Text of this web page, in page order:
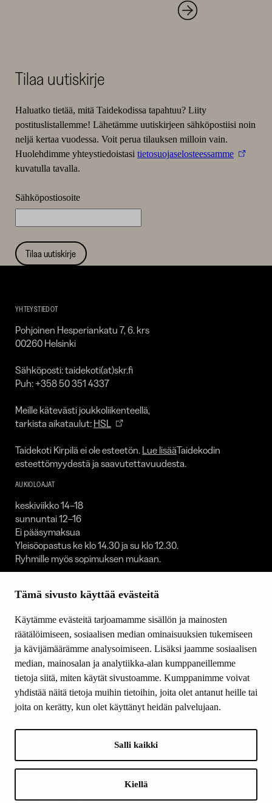
Tämä sivusto käyttää evästeitä
Käytämme evästeitä tarjoamamme sisällön ja mainosten
räätälöimiseen, sosiaalisen median ominaisuuksien tukemiseen
ja kävijämäärämme analysoimiseen. Lisäksi jaamme sosiaalisen
median, mainosalan ja analytiikka-alan kumppaneillemme
tietoja siitä, miten käytät sivustoamme. Kumppanimme voivat
yhdistää näitä tietoja muihin tietoihin, joita olet antanut heille tai
joita on kerätty, kun olet käyttänyt heidän palvelujaan.
Salli kaikki
Kiellä
Tilaa uutiskirje
Haluatko tietää, mitä Taidekodissa tapahtuu? Liity
postituslistallemme! Lähetämme uutiskirjeen sähköpostiisi noin
neljä kertaa vuodessa. Voit perua tilauksen milloin vain.
Huolehdimme yhteystiedoistasi tietosuojaselosteessamme
kuvatulla tavalla.
Sähköpostiosoite
Tilaa uutiskirje
KirpiläYHTEYSTIEDOT
Pohjoinen Hesperiankatu 7, 6. krs
00260 Helsinki
Sähköposti: taidekoti(at)skr.fi
Puh: +358 50 351 4337
Meille kätevästi joukkoliikenteellä,
tarkista aikataulut: HSL
Taidekoti Kirpilä ei ole esteetön. Lue lisääTaidekodin
esteettömyydestä ja saavutettavuudesta.
AUKIOLOAJAT
keskiviikko 14–18
sunnuntai 12–16
Ei pääsymaksua
Yleisöopastus ke klo 14.30 ja su klo 12.30.
Ryhmille myös sopimuksen mukaan.
1.1. / 30.4.–1.5. / 23.–25.12. / 31.12.
SEURAA MEITÄ
Facebook
Youtube
Instagram
A proud member of: